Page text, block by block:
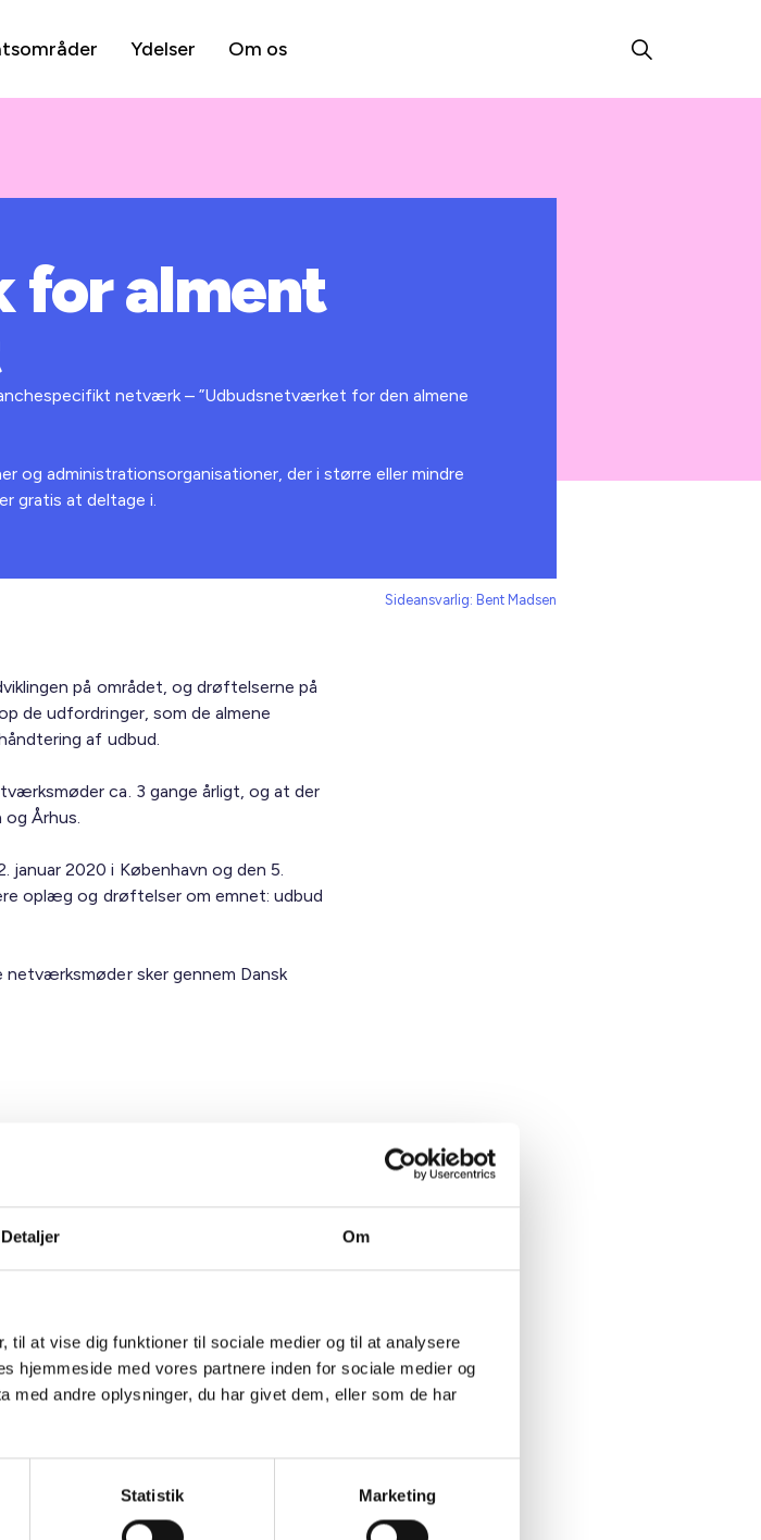
Detaljer Om
til at vise dig funktioner til sociale medier og til at analysere
hjemmeside med vores partnere inden for sociale medier og
med andre oplysninger, du har givet dem, eller som de har
Statistik Marketing
Ydelser Om os
for alment
netværk – ”Udbudsnetværket for den almene
og administrationsorganisationer, der i større eller mindre
gratis at deltage i.
Sideansvarlig: Bent Madsen
på området, og drøftelserne på
de udfordringer, som de almene
af udbud.
ca. 3 gange årligt, og at der
Århus.
2020 i København og den 5.
oplæg og drøftelser om emnet: udbud
sker gennem Dansk